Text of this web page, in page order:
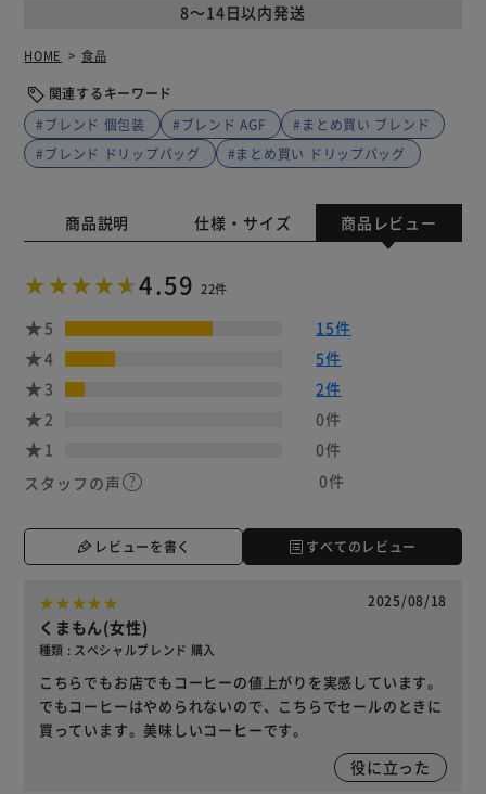
8～14日以内発送
HOME 食品
関連するキーワード
#ブレンド 個包装
#ブレンド AGF
#まとめ買い ブレンド
#ブレンド ドリップバッグ
#まとめ買い ドリップバッグ
商品説明 仕様・サイズ 商品レビュー
4.59 22件
5
15件
4
5件
3
2件
2
0件
1
0件
スタッフの声
0件
レビューを書く すべてのレビュー
2025/08/18
くまもん(女性)
種類 : スペシャルブレンド 購入
こちらでもお店でもコーヒーの値上がりを実感しています。
でもコーヒーはやめられないので、こちらでセールのときに
買っています。美味しいコーヒーです。
役に立った